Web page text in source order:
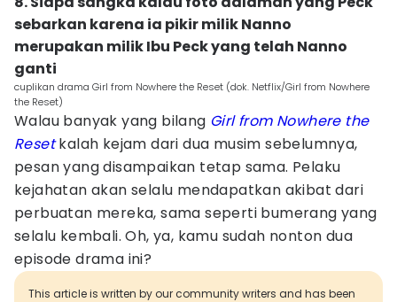
sebarkan karena ia pikir milik Nanno
merupakan milik Ibu Peck yang telah Nanno
ganti
cuplikan drama Girl from Nowhere the Reset (dok. Netflix/Girl from Nowhere
the Reset)
Walau banyak yang bilang Girl from Nowhere the
Reset kalah kejam dari dua musim sebelumnya,
pesan yang disampaikan tetap sama. Pelaku
kejahatan akan selalu mendapatkan akibat dari
perbuatan mereka, sama seperti bumerang yang
selalu kembali. Oh, ya, kamu sudah nonton dua
episode drama ini?
This article is written by our community writers and has been